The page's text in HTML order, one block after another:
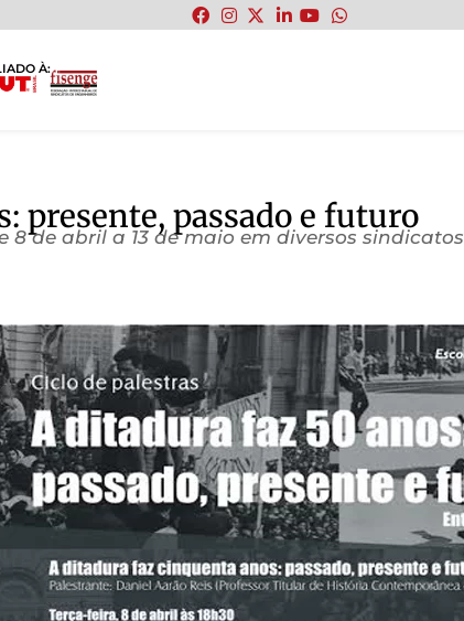
À:
presente, passado e futuro
8 de abril a 13 de maio em diversos sindicatos